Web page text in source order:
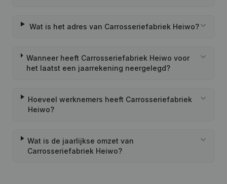
Wat is het adres van Carrosseriefabriek Heiwo?
Wanneer heeft Carrosseriefabriek Heiwo voor
het laatst een jaarrekening neergelegd?
Hoeveel werknemers heeft Carrosseriefabriek
Heiwo?
Wat is de jaarlijkse omzet van
Carrosseriefabriek Heiwo?